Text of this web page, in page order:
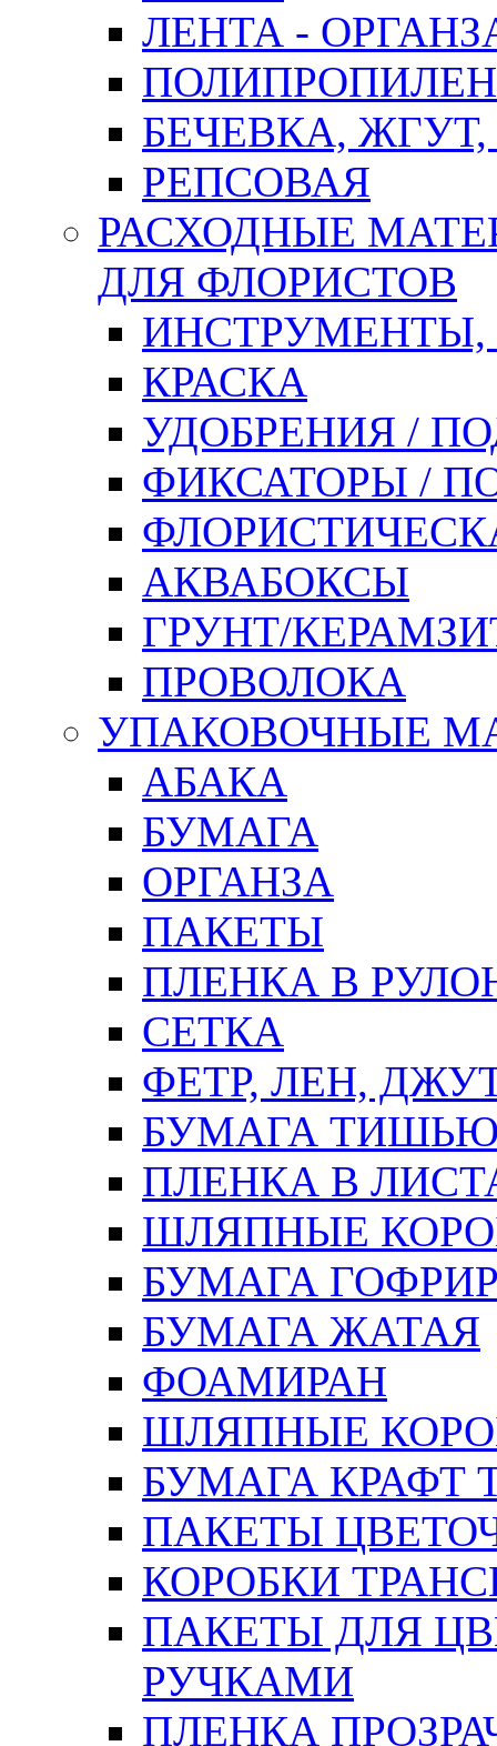
ЛЕНТА -
БЕЧЕВКА,
РЕПСОВАЯ
РАСХОДНЫЕ
ДЛЯ ФЛОРИСТОВ
ИНСТРУМЕНТЫ,
КРАСКА
УДОБРЕНИЯ /
ФИКСАТОРЫ /
АКВАБОКСЫ
ГРУНТ/
ПРОВОЛОКА
УПАКОВОЧНЫЕ
АБАКА
БУМАГА
ОРГАНЗА
ПАКЕТЫ
ПЛЕНКА В
СЕТКА
ФЕТР, ЛЕН,
БУМАГА
ПЛЕНКА В
ШЛЯПНЫЕ
БУМАГА
БУМАГА ЖАТАЯ
ФОАМИРАН
ШЛЯПНЫЕ
БУМАГА КРАФТ
ПАКЕТЫ
КОРОБКИ
ПАКЕТЫ ДЛЯ
РУЧКАМИ
ПЛЕНКА